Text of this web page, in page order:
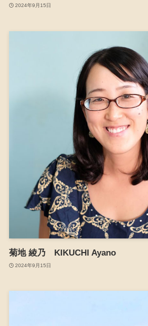
2024年9月15日
菊地 綾乃 KIKUCHI Ayano
2024年9月15日